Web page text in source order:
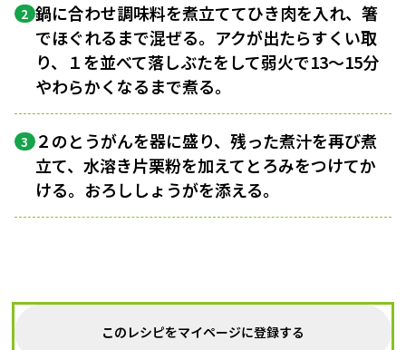
2 鍋に合わせ調味料を煮立ててひき肉を入れ、箸
でほぐれるまで混ぜる。アクが出たらすくい取
り、１を並べて落しぶたをして弱火で13〜15分
やわらかくなるまで煮る。
3 ２のとうがんを器に盛り、残った煮汁を再び煮
立て、水溶き片栗粉を加えてとろみをつけてか
ける。おろししょうがを添える。
このレシピをマイページに登録する